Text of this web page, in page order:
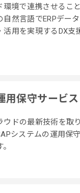
環境で連携させるこ
自然言語でERPデー
活用を実現するDX支
用保守サービス
ウドの最新技術を取
システムの運用保